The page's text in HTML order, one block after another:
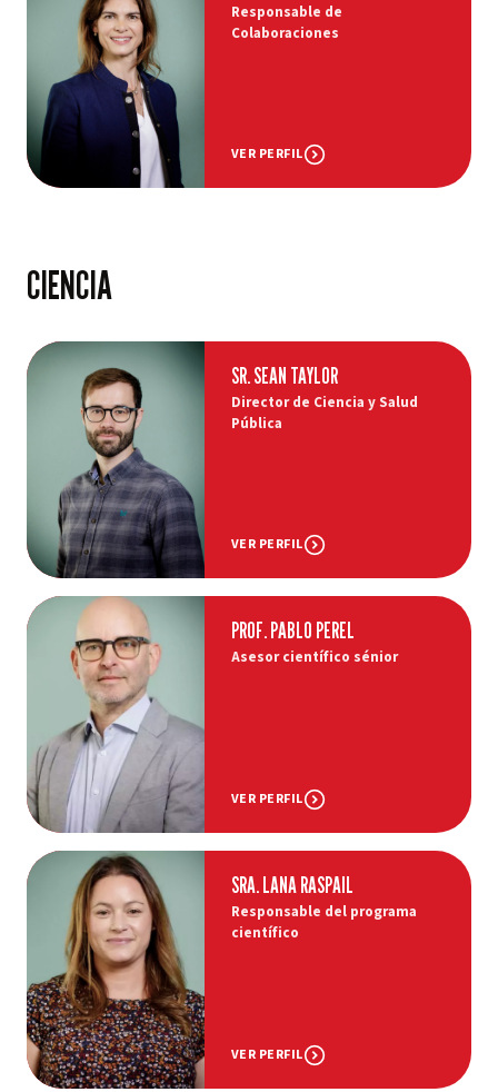
Responsable de
Colaboraciones
VER PERFIL
CIENCIA
SR. SEAN TAYLOR
Director de Ciencia y Salud
Pública
VER PERFIL
PROF. PABLO PEREL
Asesor científico sénior
VER PERFIL
SRA. LANA RASPAIL
Responsable del programa
científico
VER PERFIL